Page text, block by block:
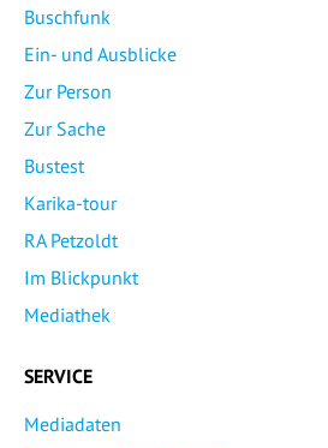
Buschfunk
Ein- und Ausblicke
Zur Person
Zur Sache
Bustest
Karika-tour
RA Petzoldt
Im Blickpunkt
Mediathek
SERVICE
Mediadaten